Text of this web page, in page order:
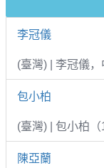
李冠儀
(臺灣) | 李冠儀
包小柏
(臺灣) | 包小柏（
陳亞蘭